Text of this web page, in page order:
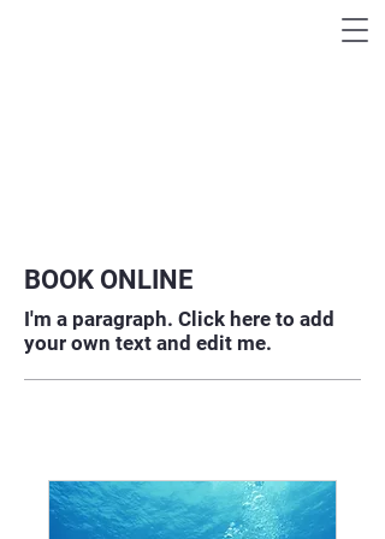
BOOK ONLINE
I'm a paragraph. Click here to add
your own text and edit me.